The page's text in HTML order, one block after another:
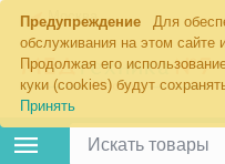
Предупреждение
Для
обслуживания на этом сайте
Продолжая его
куки (cookies) будут
Принять
Москва